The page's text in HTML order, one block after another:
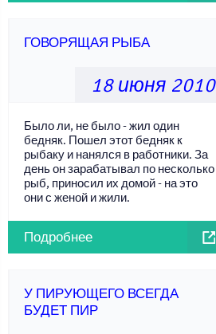
ГОВОРЯЩАЯ РЫБА
18 июня 2010
Было ли, не было - жил один
бедняк. Пошел этот бедняк к
рыбаку и нанялся в работники. За
день он зарабатывал по несколько
рыб, приносил их домой - на это
они с женой и жили.
Подробнее
У ПИРУЮЩЕГО ВСЕГДА
БУДЕТ ПИР